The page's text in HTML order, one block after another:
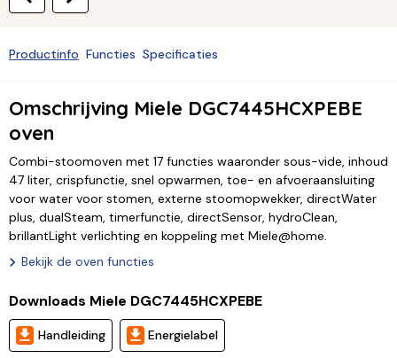
Productinfo Functies Specificaties
Omschrijving Miele DGC7445HCXPEBE
oven
Combi-stoomoven met 17 functies waaronder sous-vide, inhoud
47 liter, crispfunctie, snel opwarmen, toe- en afvoeraansluiting
voor water voor stomen, externe stoomopwekker, directWater
plus, dualSteam, timerfunctie, directSensor, hydroClean,
brillantLight verlichting en koppeling met Miele@home.
Bekijk de oven functies
Downloads Miele DGC7445HCXPEBE
Handleiding Energielabel